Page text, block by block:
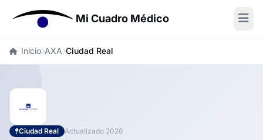
Mi Cuadro Médico
Inicio AXA Ciudad Real
Ciudad Real Actualizado 2026